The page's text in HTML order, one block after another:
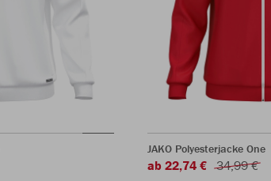
JAKO Polyesterjacke One
ab 22,74 € 34,99 €